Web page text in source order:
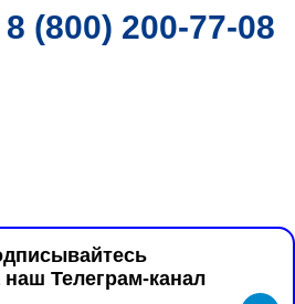
8 (800) 200-77-08
наш Телеграм-канал